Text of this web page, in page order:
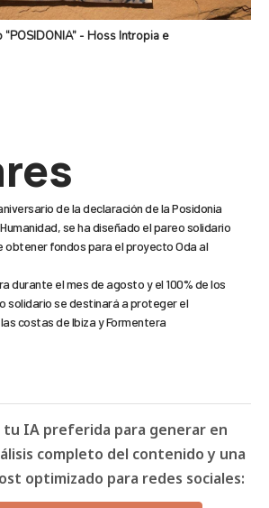
- Hoss Intropia e
de la declaración de la Posidonia
se ha diseñado el pareo solidario
obtener fondos para el proyecto Oda al
durante el mes de agosto y el 100% de los
solidario se destinará a proteger el
costas de Ibiza y Formentera
tu IA preferida para generar en
completo del contenido y una
optimizado para redes sociales: